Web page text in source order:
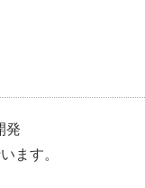
発
ます。